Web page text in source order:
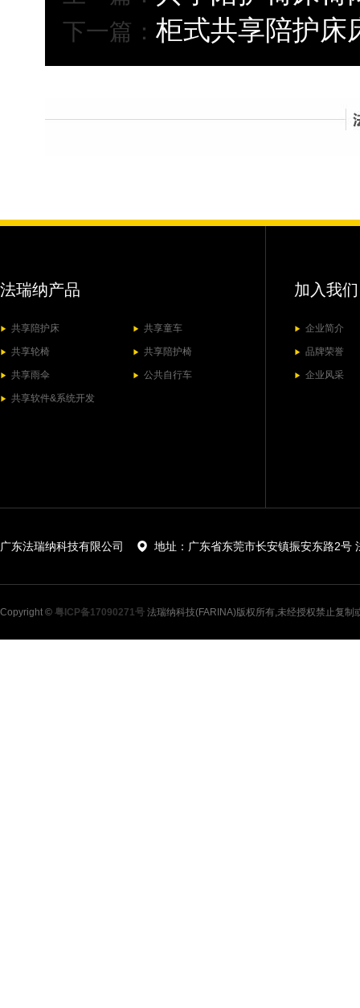
下一篇： 柜式共享陪护床
法瑞纳产品
▶ 共享陪护床 ▶ 共享童车
▶ 共享轮椅 ▶ 共享陪护椅
▶ 共享雨伞 ▶ 公共自行车
▶ 共享软件&系统开发
加入我们
▶ 企业简介
▶ 品牌荣誉
▶ 企业风采
广东法瑞纳科技有限公司 地址：广东省东莞市长安镇振安东路2号
Copyright © 粤ICP备17090271号 法瑞纳科技(FARINA)版权所有,未经授权禁止复制